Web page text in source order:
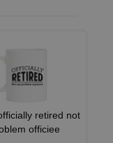
retired not
officiee